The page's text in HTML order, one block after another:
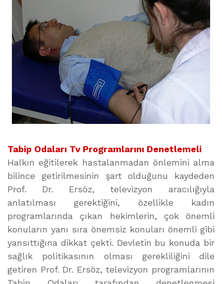
Tabip Odaları Tv Programlarını Denetlemeli
Halkın eğitilerek hastalanmadan önlemini alma
bilince getirilmesinin şart olduğunu kaydeden
Prof. Dr. Ersöz, televizyon aracılığıyla
anlatılması gerektiğini, özellikle kadın
programlarında çıkan hekimlerin, çok önemli
konuların yanı sıra önemsiz konuları önemli gibi
yansıttığına dikkat çekti. Devletin bu konuda bir
sağlık politikasının olması gerekliliğini dile
getiren Prof. Dr. Ersöz, televizyon programlarının